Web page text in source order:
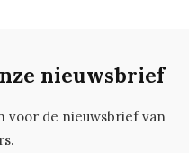
nieuwsbrief
voor de nieuwsbrief van